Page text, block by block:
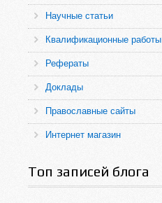
Научные статьи
Квалификационные работы
Рефераты
Доклады
Православные сайты
Интернет магазин
Топ записей блога